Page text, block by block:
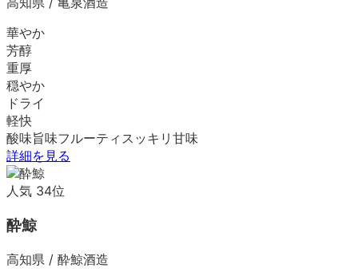
華やか
芳醇
重厚
穏やか
ドライ
軽快
酸味旨味フルーティ スッキリ 甘味
詳細を見る
人気 34位
酔鯨
高知県 / 酔鯨酒造